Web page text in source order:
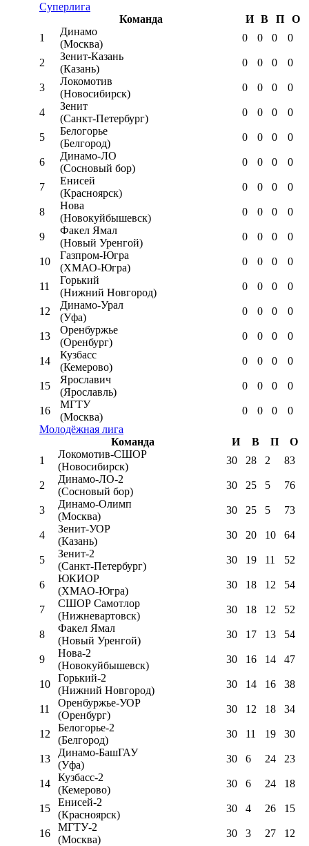
Суперлига
Команда
И В П
О
1
Динамо
(Москва)
0 0 0 0
2
Зенит-Казань
(Казань)
0 0 0 0
3
Локомотив
(Новосибирск)
0 0 0 0
4
Зенит
(Санкт-Петербург)
0 0 0 0
5
Белогорье
(Белгород)
0 0 0 0
6
Динамо-ЛО
(Сосновый бор)
0 0 0 0
7
Енисей
(Красноярск)
0 0 0 0
8
Нова
(Новокуйбышевск)
0 0 0 0
9
Факел Ямал
(Новый Уренгой)
0 0 0 0
10
Газпром-Югра
(ХМАО-Югра)
0 0 0 0
11
Горький
(Нижний Новгород)
0 0 0 0
12
Динамо-Урал
(Уфа)
0 0 0 0
13
Оренбуржье
(Оренбург)
0 0 0 0
14
Кузбасс
(Кемерово)
0 0 0 0
15
Ярославич
(Ярославль)
0 0 0 0
16
МГТУ
(Москва)
0 0 0
0
Молодёжная лига
Команда
И В П
О
1
Локомотив-CШОР
(Новосибирск)
30 28 2 83
2
Динамо-ЛО-2
(Сосновый бор)
30 25 5 76
3
Динамо-Олимп
(Москва)
30 25 5 73
4
Зенит-УОР
(Казань)
30 20 10 64
5
Зенит-2
(Санкт-Петербург)
30 19 11 52
6
ЮКИОР
(ХМАО-Югра)
30 18 12 54
7
СШОР Самотлор
(Нижневартовск)
30 18 12 52
8
Факел Ямал
(Новый Уренгой)
30 17 13 54
9
Нова-2
(Новокуйбышевск)
30 16 14 47
10
Горький-2
(Нижний Новгород)
30 14 16 38
11
Оренбуржье-УОР
(Оренбург)
30 12 18 34
12
Белогорье-2
(Белгород)
30 11 19 30
13
Динамо-БашГАУ
(Уфа)
30 6 24 23
14
Кузбасс-2
(Кемерово)
30 6 24 18
15
Енисей-2
(Красноярск)
30 4 26 15
16
МГТУ-2
(Москва)
30 3 27 12